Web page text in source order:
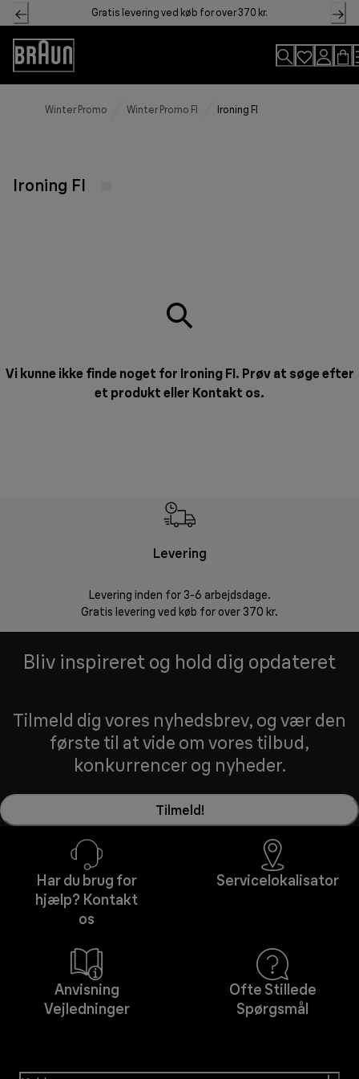
Skip
to
Content
Gratis levering ved køb for over 370 kr.
Accessibility
Statement
Winter Promo Winter Promo FI Ironing FI
Ironing FI
Vi kunne ikke finde noget for Ironing FI. Prøv at søge efter
et produkt eller Kontakt os.
Levering
Levering inden for 3-6 arbejdsdage.
Gratis levering ved køb for over 370 kr.
Bliv inspireret og hold dig opdateret
Tilmeld dig vores nyhedsbrev, og vær den
første til at vide om vores tilbud,
konkurrencer og nyheder.
Tilmeld!
Har du brug for
hjælp? Kontakt
os
Servicelokalisator
Anvisning
Vejledninger
Ofte Stillede
Spørgsmål